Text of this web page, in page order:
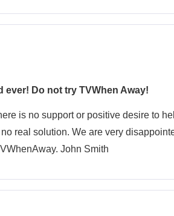
ever! Do not try TVWhen Away!
is no support or positive desire to
real solution. We are very
John Smith